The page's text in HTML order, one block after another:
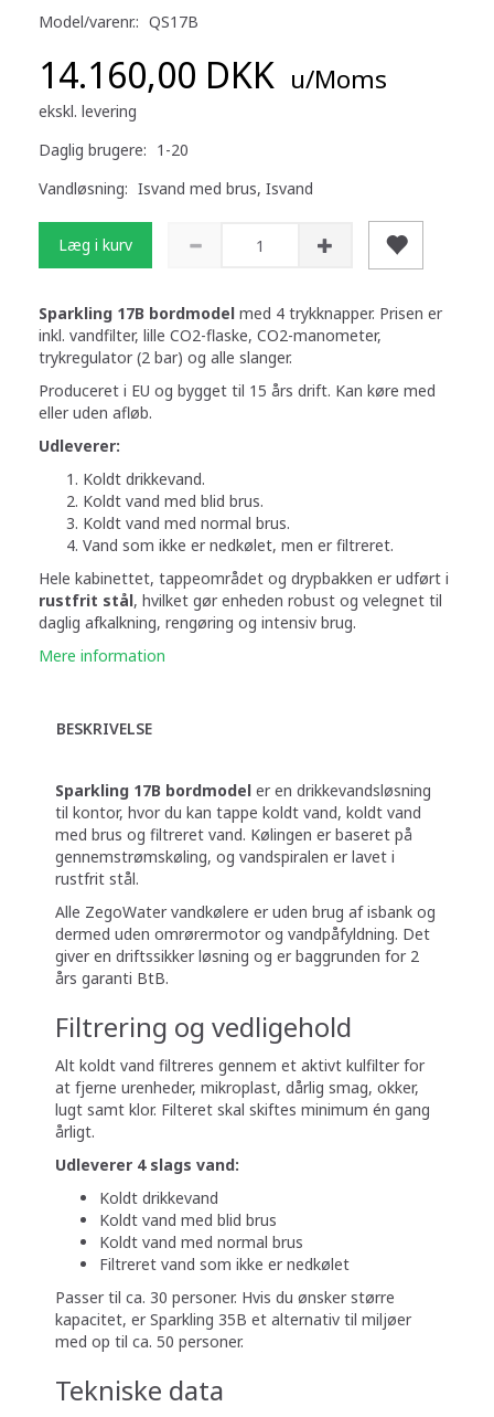
Model/varenr.: QS17B
14.160,00 DKK u/Moms
ekskl. levering
Daglig brugere: 1-20
Vandløsning: Isvand med brus, Isvand
Læg i kurv
Sparkling 17B bordmodel med 4 trykknapper. Prisen er
inkl. vandfilter, lille CO2-flaske, CO2-manometer,
trykregulator (2 bar) og alle slanger.
Produceret i EU og bygget til 15 års drift. Kan køre med
eller uden afløb.
Udleverer:
Koldt drikkevand.
Koldt vand med blid brus.
Koldt vand med normal brus.
Vand som ikke er nedkølet, men er filtreret.
Hele kabinettet, tappeområdet og drypbakken er udført i
rustfrit stål, hvilket gør enheden robust og velegnet til
daglig afkalkning, rengøring og intensiv brug.
Mere information
BESKRIVELSE
Sparkling 17B bordmodel er en drikkevandsløsning
til kontor, hvor du kan tappe koldt vand, koldt vand
med brus og filtreret vand. Kølingen er baseret på
gennemstrømskøling, og vandspiralen er lavet i
rustfrit stål.
Alle ZegoWater vandkølere er uden brug af isbank og
dermed uden omrørermotor og vandpåfyldning. Det
giver en driftssikker løsning og er baggrunden for 2
års garanti BtB.
Filtrering og vedligehold
Alt koldt vand filtreres gennem et aktivt kulfilter for
at fjerne urenheder, mikroplast, dårlig smag, okker,
lugt samt klor. Filteret skal skiftes minimum én gang
årligt.
Udleverer 4 slags vand:
Koldt drikkevand
Koldt vand med blid brus
Koldt vand med normal brus
Filtreret vand som ikke er nedkølet
Passer til ca. 30 personer. Hvis du ønsker større
kapacitet, er Sparkling 35B et alternativ til miljøer
med op til ca. 50 personer.
Tekniske data